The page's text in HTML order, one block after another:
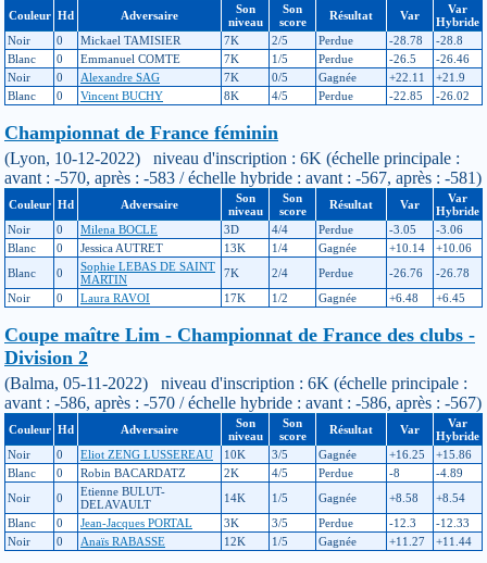
Couleur Hd Adversaire
Son
niveau
Son
score
Résultat Var
Var
Hybride
Noir
0 Mickael TAMISIER 7K 2/5 Perdue -28.78
-28.8
Blanc
0 Emmanuel COMTE 7K 1/5 Perdue -26.5
-26.46
Noir
0 Alexandre SAG 7K 0/5 Gagnée +22.11
+21.9
Blanc
0 Vincent BUCHY 8K 4/5 Perdue -22.85 -26.02
Championnat de France féminin
(Lyon, 10-12-2022) niveau d'inscription : 6K (échelle principale :
avant : -570, après : -583 / échelle hybride : avant : -567, après : -581)
Couleur Hd Adversaire
Son
niveau
Son
score
Résultat Var
Var
Hybride
Noir
0 Milena BOCLE 3D 4/4 Perdue -3.05
-3.06
Blanc
0 Jessica AUTRET 13K 1/4 Gagnée +10.14
+10.06
Blanc
0
Sophie LEBAS DE SAINT
MARTIN
7K 2/4 Perdue -26.76
-26.78
Noir
0 Laura RAVOI 17K 1/2 Gagnée +6.48 +6.45
Coupe maître Lim - Championnat de France des clubs -
Division 2
(Balma, 05-11-2022) niveau d'inscription : 6K (échelle principale :
avant : -586, après : -570 / échelle hybride : avant : -586, après : -567)
Couleur Hd Adversaire
Son
niveau
Son
score
Résultat Var
Var
Hybride
Noir
0 Eliot ZENG LUSSEREAU 10K 3/5 Gagnée +16.25
+15.86
Blanc
0 Robin BACARDATZ 2K 4/5 Perdue -8
-4.89
Noir
0
Etienne BULUT-
DELAVAULT
14K 1/5 Gagnée +8.58
+8.54
Blanc
0 Jean-Jacques PORTAL 3K 3/5 Perdue -12.3
-12.33
Noir
0 Anaïs RABASSE 12K 1/5 Gagnée +11.27 +11.44